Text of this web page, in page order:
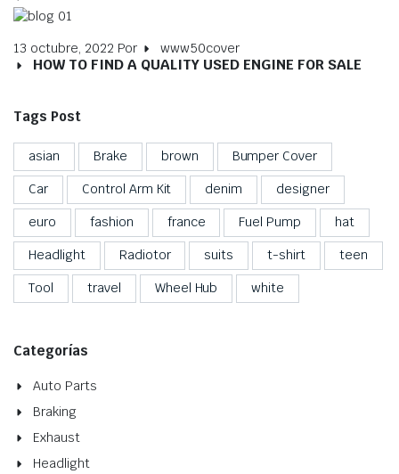
13 octubre, 2022 Por www50cover
HOW TO FIND A QUALITY USED ENGINE FOR SALE
Tags Post
asian Brake brown Bumper Cover
Car Control Arm Kit denim designer
euro fashion france Fuel Pump hat
Headlight Radiotor suits t-shirt teen
Tool travel Wheel Hub white
Categorías
Auto Parts
Braking
Exhaust
Headlight